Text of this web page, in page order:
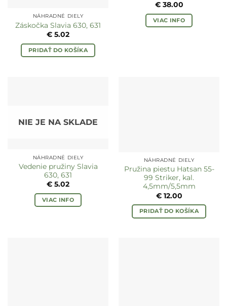
NÁHRADNÉ DIELY
Záskočka Slavia 630, 631
€ 5.02
PRIDAŤ DO KOŠÍKA
€38.00
VIAC INFO
NIE JE NA SKLADE
NÁHRADNÉ DIELY
Vedenie pružiny Slavia
630, 631
€ 5.02
VIAC INFO
NÁHRADNÉ DIELY
Pružina piestu Hatsan 55-
99 Striker, kal.
4,5mm/5,5mm
€12.00
PRIDAŤ DO KOŠÍKA